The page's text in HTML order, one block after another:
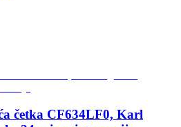
četka CF634LF0, Karl